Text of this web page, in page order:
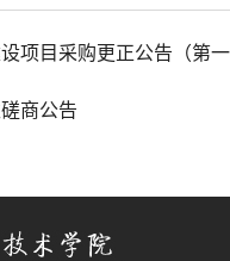
项目采购更正公告（第
商公告